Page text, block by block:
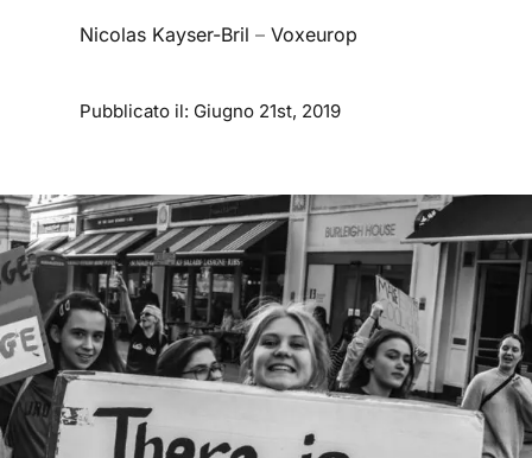
Nicolas Kayser-Bril –Voxeurop
Pubblicato il: Giugno 21st, 2019